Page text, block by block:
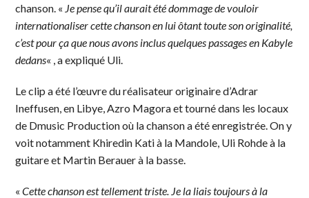
chanson. « Je pense qu’il aurait été dommage de vouloir
internationaliser cette chanson en lui ôtant toute son originalité,
c’est pour ça que nous avons inclus quelques passages en Kabyle
dedans« , a expliqué Uli.
Le clip a été l’œuvre du réalisateur originaire d’Adrar
Ineffusen, en Libye, Azro Magora et tourné dans les locaux
de Dmusic Production où la chanson a été enregistrée. On y
voit notamment Khiredin Kati à la Mandole, Uli Rohde à la
guitare et Martin Berauer à la basse.
«Cette chanson est tellement triste. Je la liais toujours à la